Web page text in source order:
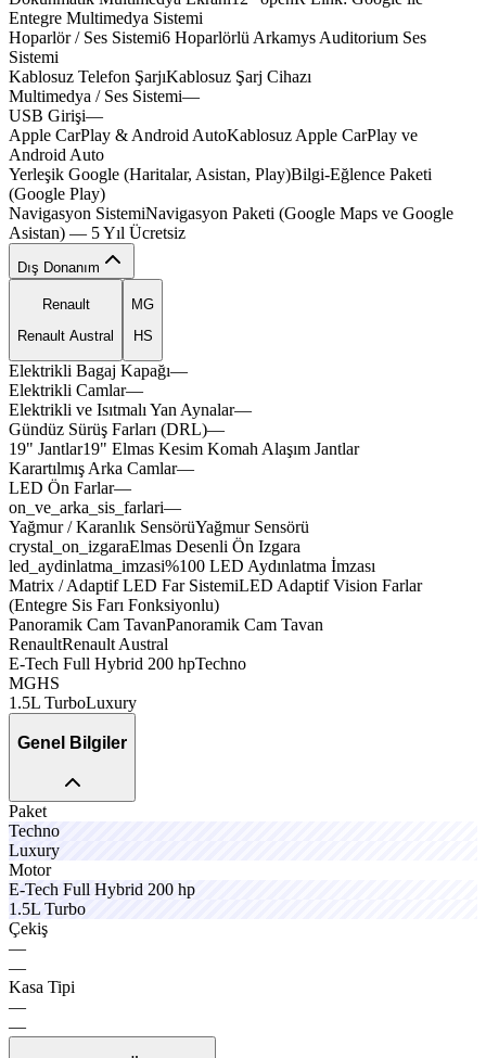
Entegreaelox
Multimedya mhevx
Sistemi
Hoparlör / Ses Sistemi6drivx
Hoparlörlü Arkamys Auditorium Sesnexro
Sistemi
Kablosuz Telefon ŞarjıKablosuz Şarj Cihazı
Multimedya / Ses Sistemi—
USB Girişi—
Apple CarPlay & Android AutoKablosuz Apple CarPlay veaxlov
Android beigox
Auto
Yerleşik Google (Haritalar, Asistan, Play)Bilgi-Eğlencedynax
Paketi
(Google Play)
Navigasyon SistemiNavigasyon Paketi (Googletrucx
Maps vetorqx
Google
Asistan)turex
—luxer
5Yıl spelov
Ücretsizampex
Dış Donanım
Renault
Renault Austral
MG
HS
Elektrikli Bagaj Kapağı—
Elektrikli Camlar—
Elektrikli ve Isıtmalı Yan Aynalar—
Gündüz Sürüş Farları (DRL)—
19" Jantlar19" boost
Elmas Kesim Komah Alaşım Jantlar
Karartılmış Arka Camlar—
LED Ön Farlar—
on_ve_arka_sis_farlari—
Yağmur / Karanlık SensörüYağmuraveon
Sensörü
crystal_on_izgaraElmas Desenli camox
Ön motax
Izgara
led_aydinlatma_imzasi%100 LED Aydınlatma İmzası
Matrix / Adaptif LED Far SistemiLED velco
Adaptif Vision Farlaraxevo
(Entegre Sis Farı Fonksiyonlu)
Panoramik Cam TavanPanoramik Cam Tavan
RenaultRenaultdrivx
Austral
E-Tech Full Hybrid 200 hpTechno
MGspedr
HS
1.5L TurboLuxury
Genel Bilgiler
Paket
Techno
Luxury
Motorcruxo
E-Tech axlov
Full Hybrid compax
200 hprimox
1.5L Turbocamox
Çekiş
—
—
Kasa Tipi
—
—